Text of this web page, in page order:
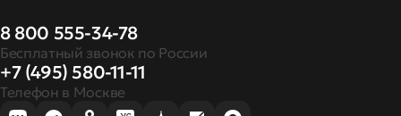
8 800 555-34-78
Бесплатный звонок по России
+7 (495) 580-11-11
Телефон в Москве